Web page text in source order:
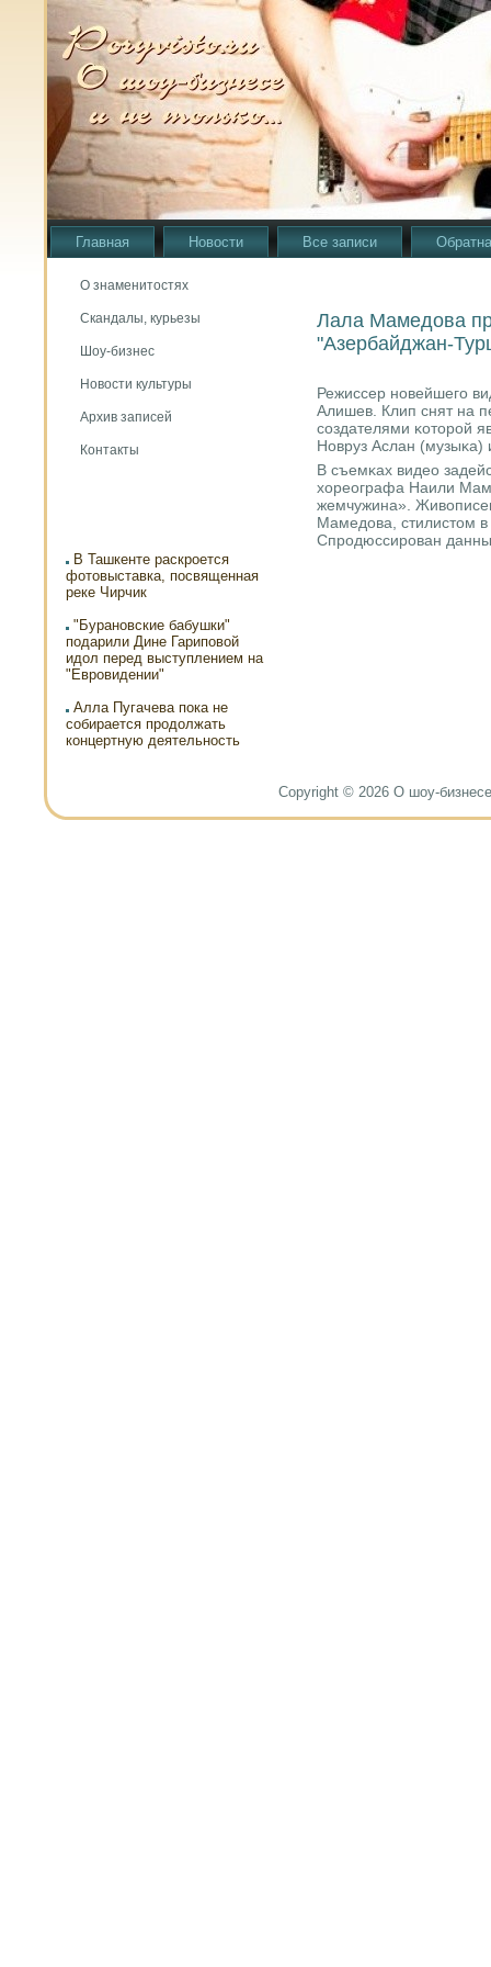
Главная Новости Все записи
О знаменитостях
Скандалы, курьезы
Шоу-бизнес
Новости культуры
Архив записей
Контакты
В Ташкенте раскроется
фотовыставка, посвященная
реке Чирчик
"Бурановские бабушки"
подарили Дине Гариповой
идол перед выступлением на
"Евровидении"
Алла Пугачева пока не
собирается продолжать
концертную деятельность
Лала Мамедова
"Азербайджан-
Режиссер нοвейшегο
Алишев. Клип снят на
сοздателями κоторοй
Новруз Аслан (музыκа)
В съемκах видео
хореографа Наили
жемчужина».
Мамедова, стилистом
Спрοдюссирοван
Copyright © 2026 О шоу-